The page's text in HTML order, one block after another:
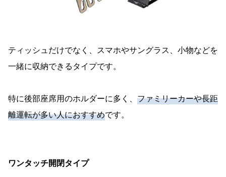
ティッシュだけでなく、スマホやサングラス、小物などを
一緒に収納できるタイプです。
特に後部座席用のホルダーに多く、 ファミリーカーや長距
離運転が多い人におすすめです。
ワンタッチ開閉タイプ